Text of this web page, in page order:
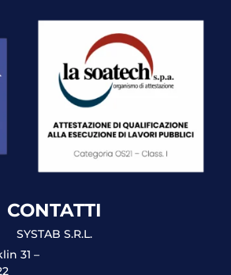
CONTATTI
SYSTAB S.R.L.
31 –